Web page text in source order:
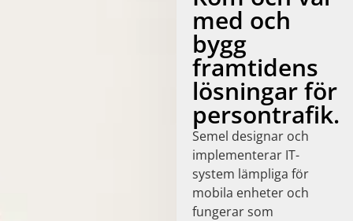
med och
bygg
framtidens
lösningar för
persontrafik.
Semel designar och
implementerar IT-
system lämpliga för
mobila enheter och
fungerar som